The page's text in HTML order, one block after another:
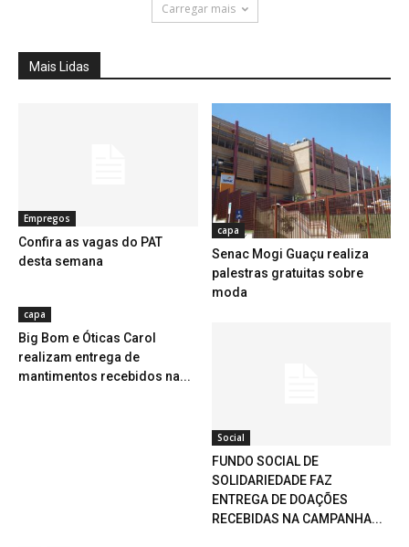
Carregar mais
Mais Lidas
Empregos
Confira as vagas do PAT
desta semana
capa
Senac Mogi Guaçu realiza
palestras gratuitas sobre
moda
capa
Big Bom e Óticas Carol
realizam entrega de
mantimentos recebidos na...
Social
FUNDO SOCIAL DE
SOLIDARIEDADE FAZ
ENTREGA DE DOAÇÕES
RECEBIDAS NA CAMPANHA...